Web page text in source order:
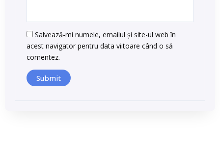
Salvează-mi numele, emailul și site-ul web în
acest navigator pentru data viitoare când o să
comentez.